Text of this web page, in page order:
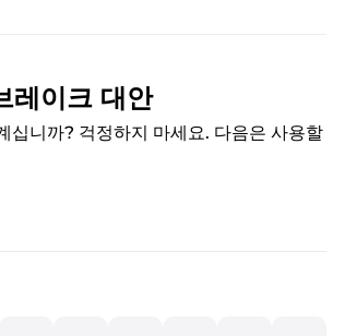
레이크 대안
십니까? 걱정하지 마세요. 다음은 사용할